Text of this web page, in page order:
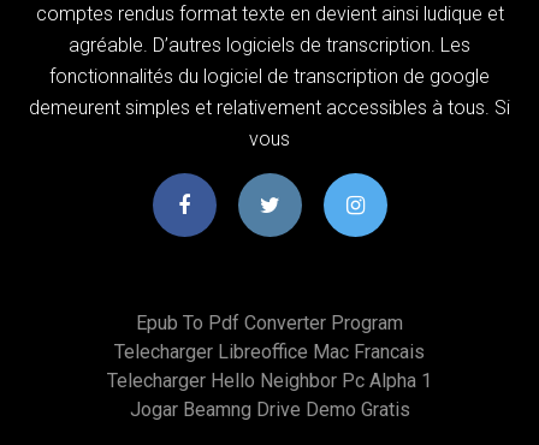
comptes rendus format texte en devient ainsi ludique et
agréable. D’autres logiciels de transcription. Les
fonctionnalités du logiciel de transcription de google
demeurent simples et relativement accessibles à tous. Si
vous
Epub To Pdf Converter Program
Telecharger Libreoffice Mac Francais
Telecharger Hello Neighbor Pc Alpha 1
Jogar Beamng Drive Demo Gratis